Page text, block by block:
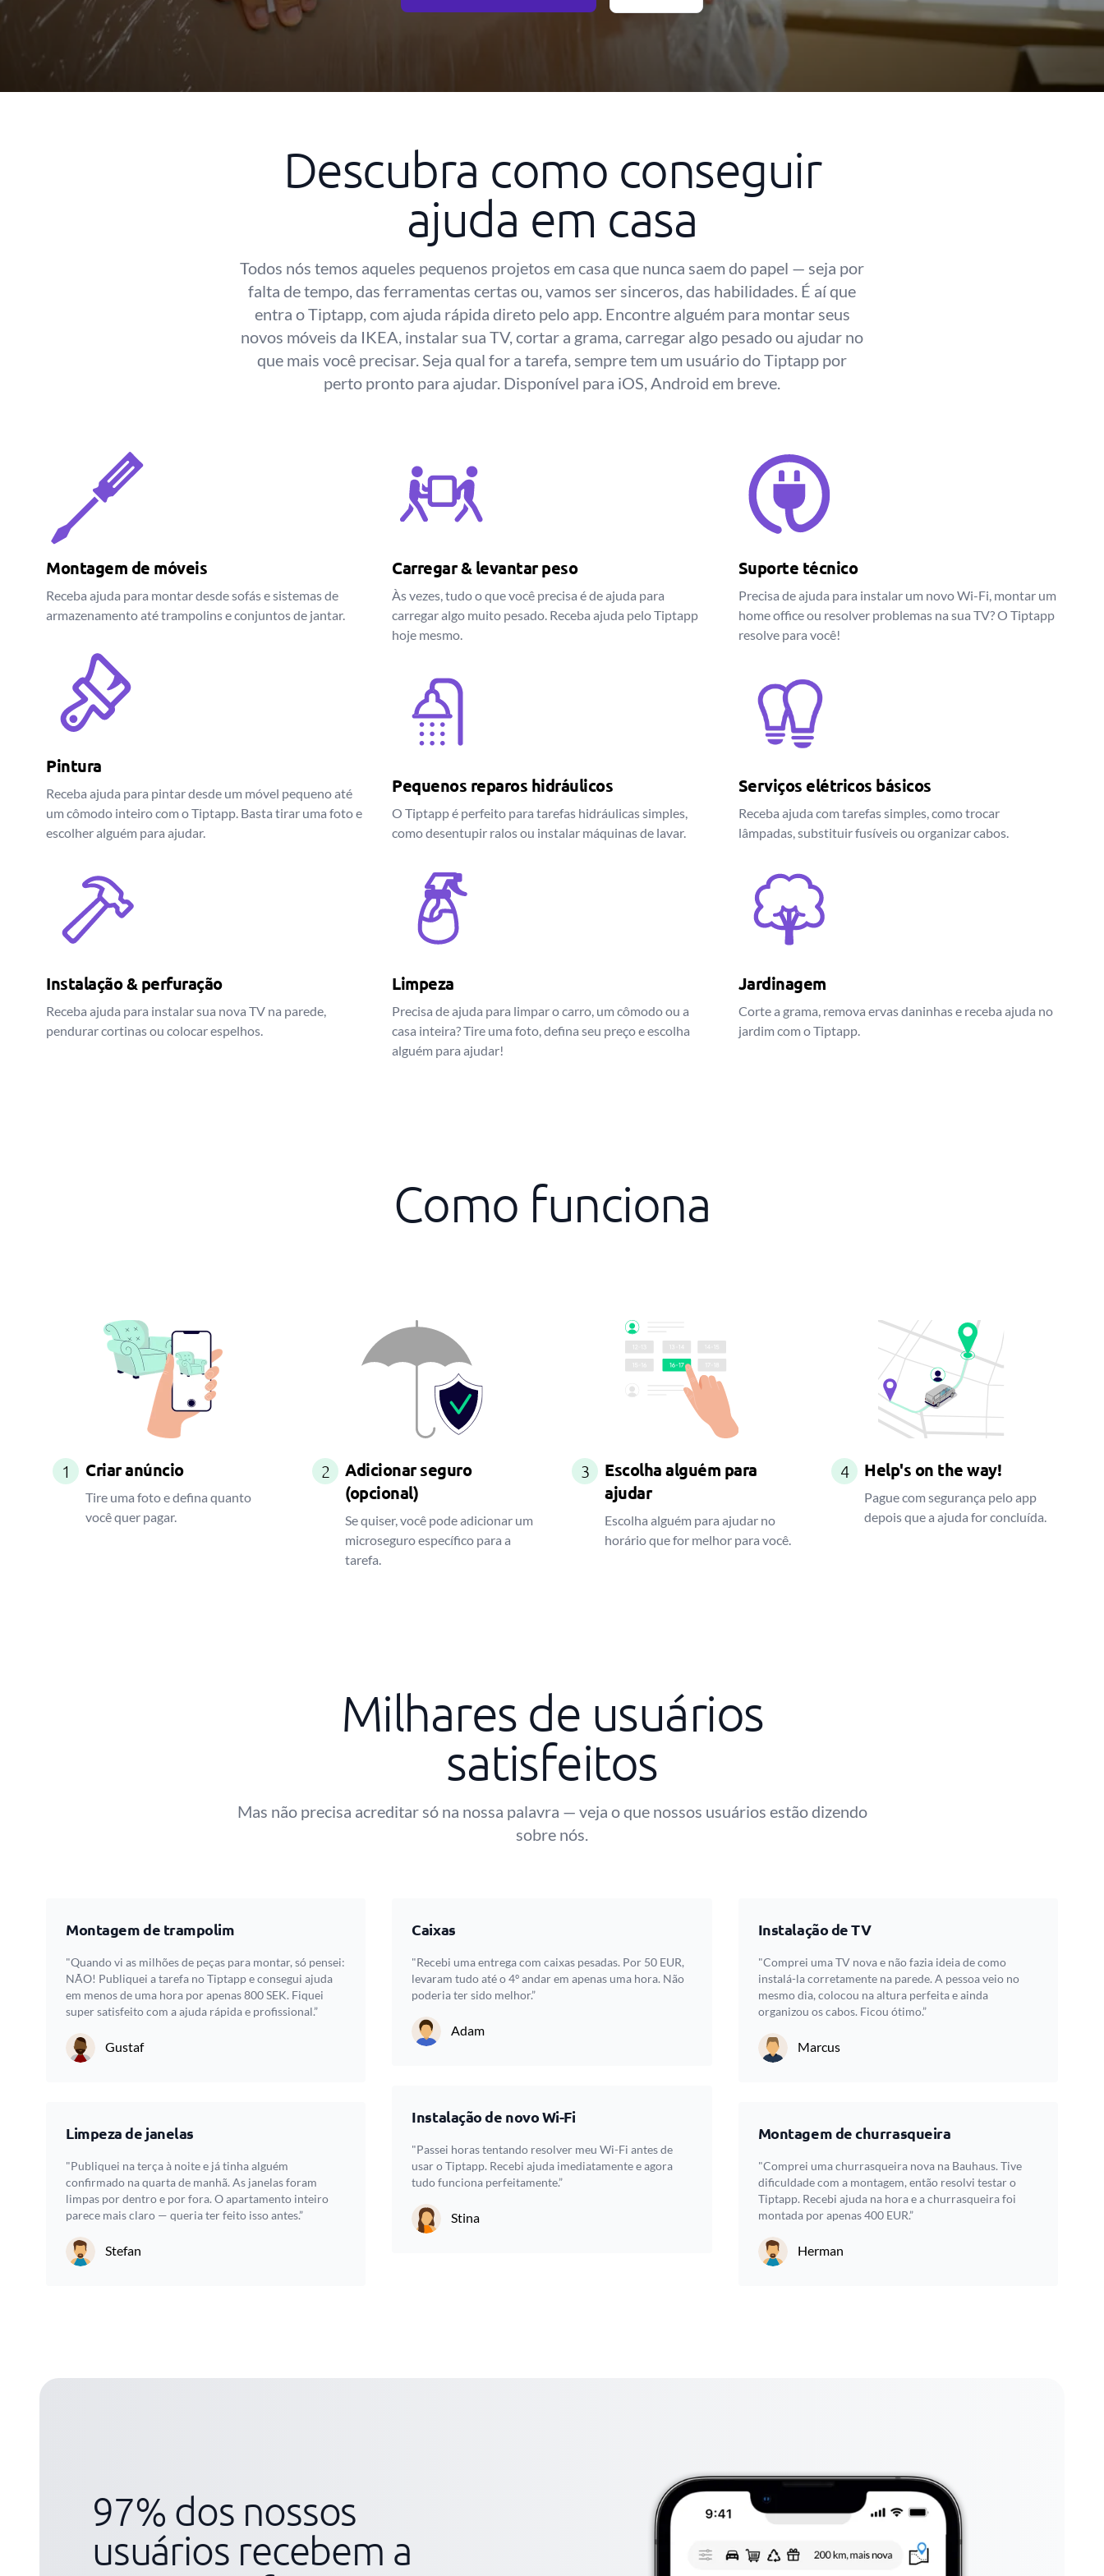
Descubra como conseguir
ajuda em casa
Todos nós temos aqueles pequenos projetos em casa que nunca saem do papel — seja por
falta de tempo, das ferramentas certas ou, vamos ser sinceros, das habilidades. É aí que
entra o Tiptapp, com ajuda rápida direto pelo app. Encontre alguém para montar seus
novos móveis da IKEA, instalar sua TV, cortar a grama, carregar algo pesado ou ajudar no
que mais você precisar. Seja qual for a tarefa, sempre tem um usuário do Tiptapp por
perto pronto para ajudar. Disponível para iOS, Android em breve.
Montagem de móveis
Receba ajuda para montar desde sofás e sistemas de
armazenamento até trampolins e conjuntos de jantar.
Pintura
Receba ajuda para pintar desde um móvel pequeno até
um cômodo inteiro com o Tiptapp. Basta tirar uma foto e
escolher alguém para ajudar.
Instalação & perfuração
Receba ajuda para instalar sua nova TV na parede,
pendurar cortinas ou colocar espelhos.
Carregar & levantar peso
Às vezes, tudo o que você precisa é de ajuda para
carregar algo muito pesado. Receba ajuda pelo Tiptapp
hoje mesmo.
Pequenos reparos hidráulicos
O Tiptapp é perfeito para tarefas hidráulicas simples,
como desentupir ralos ou instalar máquinas de lavar.
Limpeza
Precisa de ajuda para limpar o carro, um cômodo ou a
casa inteira? Tire uma foto, defina seu preço e escolha
alguém para ajudar!
Suporte técnico
Precisa de ajuda para instalar um novo Wi-Fi, montar um
home office ou resolver problemas na sua TV? O Tiptapp
resolve para você!
Serviços elétricos básicos
Receba ajuda com tarefas simples, como trocar
lâmpadas, substituir fusíveis ou organizar cabos.
Jardinagem
Corte a grama, remova ervas daninhas e receba ajuda no
jardim com o Tiptapp.
Como funciona
1 Criar anúncio
Tire uma foto e defina quanto
você quer pagar.
2
Adicionar seguro
(opcional)
Se quiser, você pode adicionar um
microseguro específico para a
tarefa.
3
Escolha alguém para
ajudar
Escolha alguém para ajudar no
horário que for melhor para você.
4 Help's on the way!
Pague com segurança pelo app
depois que a ajuda for concluída.
Milhares de usuários
satisfeitos
Mas não precisa acreditar só na nossa palavra — veja o que nossos usuários estão dizendo
sobre nós.
Montagem de trampolim
"Quando vi as milhões de peças para montar, só pensei:
NÃO! Publiquei a tarefa no Tiptapp e consegui ajuda
em menos de uma hora por apenas 800 SEK. Fiquei
super satisfeito com a ajuda rápida e profissional.”
Gustaf
Limpeza de janelas
"Publiquei na terça à noite e já tinha alguém
confirmado na quarta de manhã. As janelas foram
limpas por dentro e por fora. O apartamento inteiro
parece mais claro — queria ter feito isso antes.”
Stefan
Caixas
"Recebi uma entrega com caixas pesadas. Por 50 EUR,
levaram tudo até o 4º andar em apenas uma hora. Não
poderia ter sido melhor.”
Adam
Instalação de novo Wi-Fi
"Passei horas tentando resolver meu Wi-Fi antes de
usar o Tiptapp. Recebi ajuda imediatamente e agora
tudo funciona perfeitamente.”
Stina
Instalação de TV
"Comprei uma TV nova e não fazia ideia de como
instalá-la corretamente na parede. A pessoa veio no
mesmo dia, colocou na altura perfeita e ainda
organizou os cabos. Ficou ótimo.”
Marcus
Montagem de churrasqueira
"Comprei uma churrasqueira nova na Bauhaus. Tive
dificuldade com a montagem, então resolvi testar o
Tiptapp. Recebi ajuda na hora e a churrasqueira foi
montada por apenas 400 EUR.”
Herman
97% dos nossos
usuários recebem a